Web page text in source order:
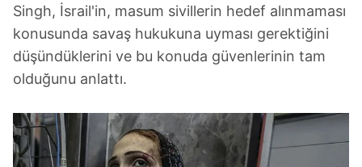
Sitemizde kendimize ve üçüncü kişilere ait çerezler
kullanılmaktadır. Bu çerezler vasıtasıyla çeşitli kişisel
verileriniz işlenmekte olup gerekli olan çerezler bilgi
toplumu hizmetlerinin sunulması amacıyla
kullanılmaktadır. Diğer çerezler, sitemizin daha işlevsel
reklam/pazarlama faaliyetlerinin yapılması, amaçlarıyla
sınırlı olarak açık rızanız dahilinde kullanılacaktır.
Singh, İsrail'in, masum sivillerin hedef alınmaması
konusunda savaş hukukuna uyması gerektiğini
düşündüklerini ve bu konuda güvenlerinin tam
olduğunu anlattı.